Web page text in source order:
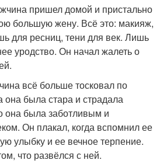
пришел домой и пристально
большую жену. Всё это: макияж,
для ресниц, тени для век. Лишь
уродство. Он начал жалеть о
всё больше тосковал по
она была стара и страдала
она была заботливым и
Он плакал, когда вспомнил ее
улыбку и ее вечное терпение.
что развёлся с ней.